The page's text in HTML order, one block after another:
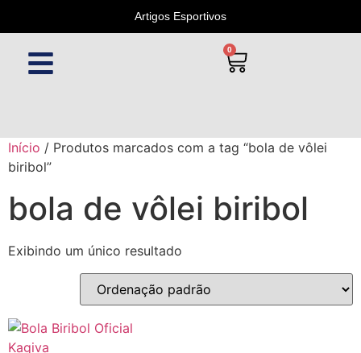
Artigos Esportivos
0
Início / Produtos marcados com a tag “bola de vôlei
biribol”
bola de vôlei biribol
Exibindo um único resultado